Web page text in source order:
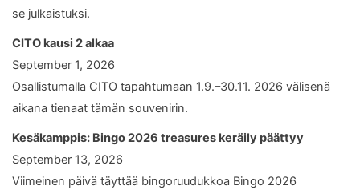
se julkaistuksi.
CITO kausi 2 alkaa
September 1, 2026
Osallistumalla CITO tapahtumaan 1.9.–30.11. 2026 välisenä
aikana tienaat tämän souvenirin.
Kesäkamppis: Bingo 2026 treasures keräily päättyy
September 13, 2026
Viimeinen päivä täyttää bingoruudukkoa Bingo 2026